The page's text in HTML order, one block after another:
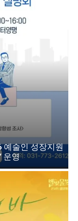
예술인 성장지원
운영